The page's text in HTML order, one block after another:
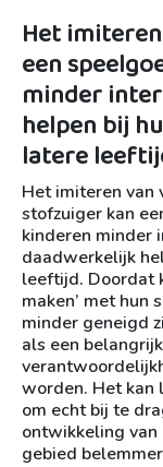
Het
een
minder
helpen bij
latere
Het imiteren van
stofzuiger kan
kinderen minder
daadwerkelijk
leeftijd. Doordat
maken’ met hun
minder geneigd
als een
worden. Het kan
om echt bij te
ontwikkeling
gebied